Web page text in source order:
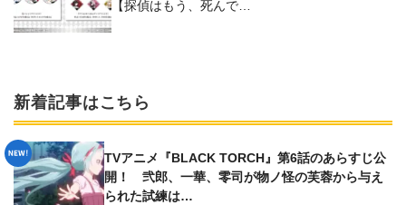
【探偵はもう、死んで…
新着記事はこちら
TVアニメ『BLACK TORCH』第6話のあらすじ公
開！ 弐郎、一華、零司が物ノ怪の芙蓉から与え
られた試練は…